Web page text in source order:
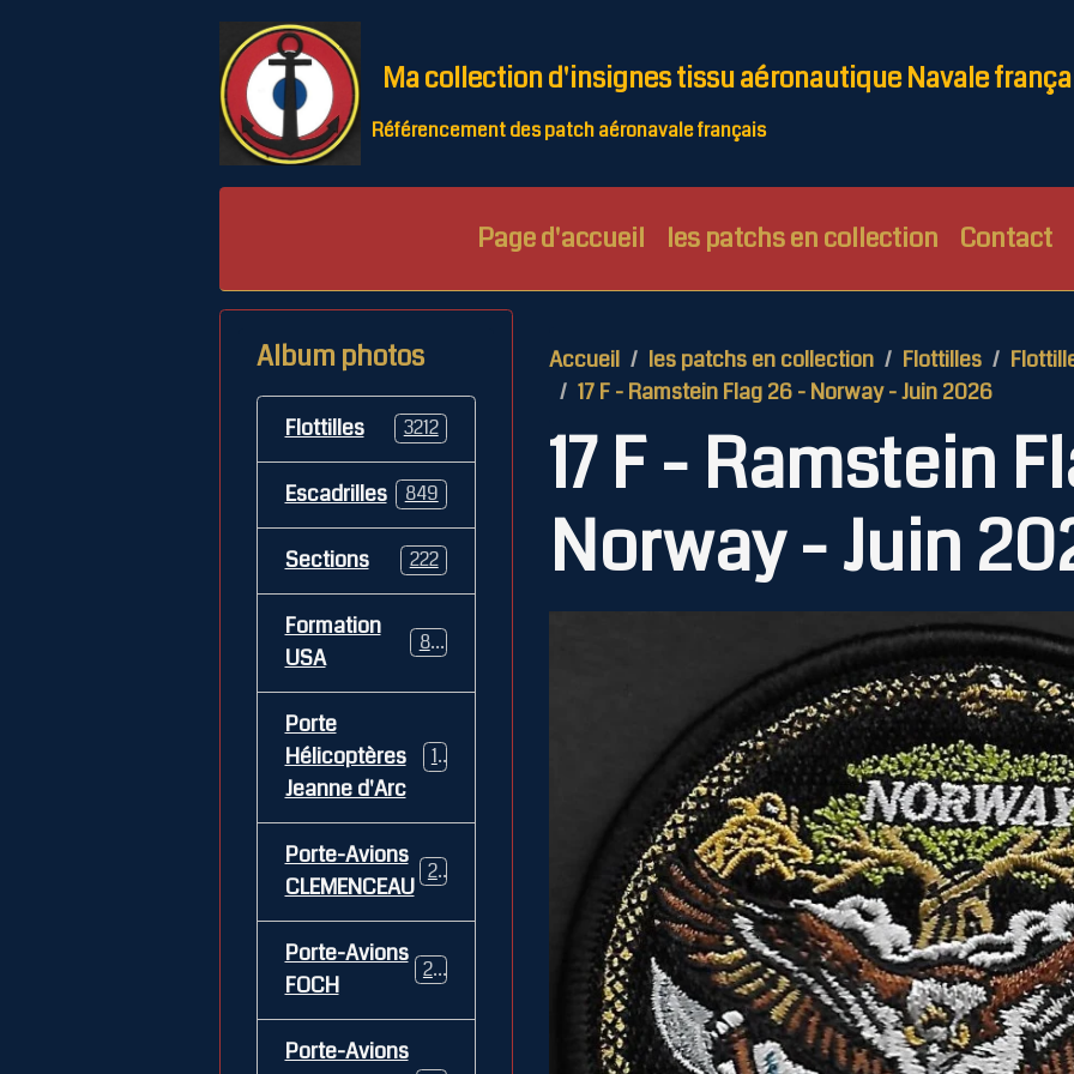
Ma collection d'insignes tissu aéronautique Navale
Référencement des patch aéronavale français
Page d'accueil les patchs en collection Contact
Accueil les patchs en collection Flottilles
17 F - Ramstein Flag 26 - Norway - Juin 2026
17 F - Ramstein
Norway - Juin
Album photos
Flottilles 3212
Escadrilles 849
Sections 222
Formation
USA
84
Porte
Hélicoptères
Jeanne d'Arc
12
Porte-Avions
CLEMENCEAU
26
Porte-Avions
FOCH
29
Porte-Avions